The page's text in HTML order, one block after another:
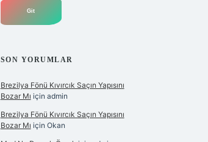
SON YORUMLAR
Brezilya Fönü Kıvırcık Saçın Yapısını
Bozar Mı için admin
Brezilya Fönü Kıvırcık Saçın Yapısını
Bozar Mı için Okan